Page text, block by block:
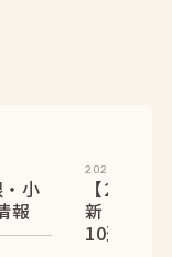
小
2023.12.31
【2024年
新！箱根
10選［PR